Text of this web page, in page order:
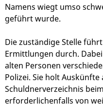
Namens wiegt umso
geführt wurde.
Die zuständige Stelle
Ermittlungen durch.
alten Personen
Polizei. Sie holt Auskünfte
Schuldnerverzeichnis
erforderlichenfalls von